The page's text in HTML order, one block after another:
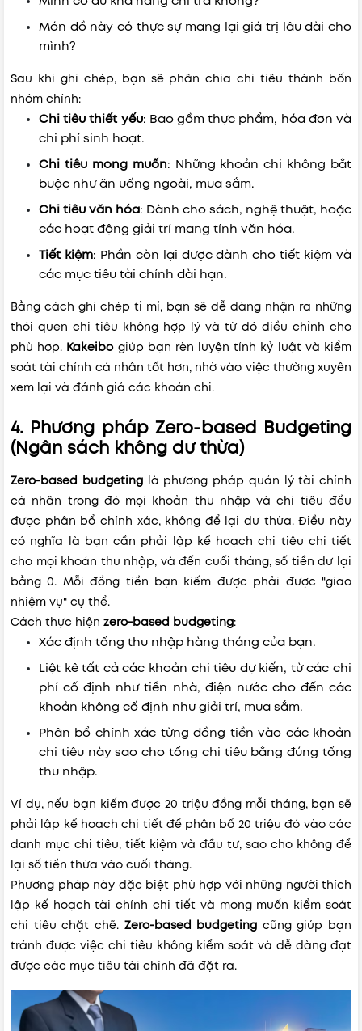
Món đồ này có thực sự mang lại giá trị lâu dài cho
mình?
Sau khi ghi chép, bạn sẽ phân chia chi tiêu thành bốn
nhóm chính:
Chi tiêu thiết yếu: Bao gồm thực phẩm, hóa đơn và
chi phí sinh hoạt.
Chi tiêu mong muốn: Những khoản chi không bắt
buộc như ăn uống ngoài, mua sắm.
Chi tiêu văn hóa: Dành cho sách, nghệ thuật, hoặc
các hoạt động giải trí mang tính văn hóa.
Tiết kiệm: Phần còn lại được dành cho tiết kiệm và
các mục tiêu tài chính dài hạn.
Bằng cách ghi chép tỉ mỉ, bạn sẽ dễ dàng nhận ra những
thói quen chi tiêu không hợp lý và từ đó điều chỉnh cho
phù hợp. Kakeibogiúp bạn rèn luyện tính kỷ luật và kiểm
soát tài chính cá nhân tốt hơn, nhờ vào việc thường xuyên
xem lại và đánh giá các khoản chi.
4. Phương pháp Zero-based Budgeting
(Ngân sách không dư thừa)
Zero-based budgeting là phương pháp quản lý tài chính
cá nhân trong đó mọi khoản thu nhập và chi tiêu đều
được phân bổ chính xác, không để lại dư thừa. Điều này
có nghĩa là bạn cần phải lập kế hoạch chi tiêu chi tiết
cho mọi khoản thu nhập, và đến cuối tháng, số tiền dư lại
bằng 0. Mỗi đồng tiền bạn kiếm được phải được "giao
nhiệm vụ" cụ thể.
Cách thực hiện zero-based budgeting:
Xác định tổng thu nhập hàng tháng của bạn.
Liệt kê tất cả các khoản chi tiêu dự kiến, từ các chi
phí cố định như tiền nhà, điện nước cho đến các
khoản không cố định như giải trí, mua sắm.
Phân bổ chính xác từng đồng tiền vào các khoản
chi tiêu này sao cho tổng chi tiêu bằng đúng tổng
thu nhập.
Ví dụ, nếu bạn kiếm được 20 triệu đồng mỗi tháng, bạn sẽ
phải lập kế hoạch chi tiết để phân bổ 20 triệu đó vào các
danh mục chi tiêu, tiết kiệm và đầu tư, sao cho không để
lại số tiền thừa vào cuối tháng.
Phương pháp này đặc biệt phù hợp với những người thích
lập kế hoạch tài chính chi tiết và mong muốn kiểm soát
chi tiêu chặt chẽ. Zero-based budgeting cũng giúp bạn
tránh được việc chi tiêu không kiểm soát và dễ dàng đạt
được các mục tiêu tài chính đã đặt ra.